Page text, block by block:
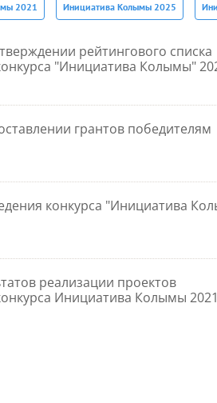
2021 Инициатива Колымы 2025
рейтингового списка
"Инициатива Колымы"
грантов победителям
конкурса "Инициатива
реализации проектов
Инициатива Колымы 2021